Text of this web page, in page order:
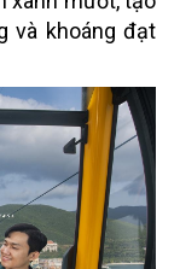
và khoáng đạt